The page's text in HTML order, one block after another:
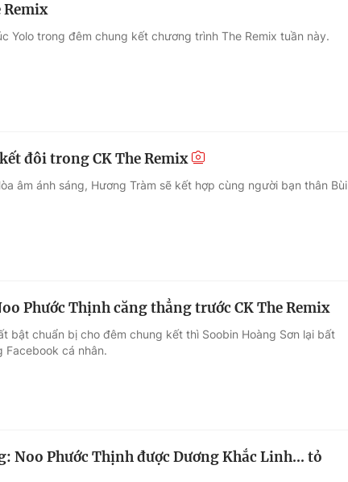
Remix
Yolo trong đêm chung kết chương trình The Remix tuần này.
đôi trong CK The Remix
âm ánh sáng, Hương Tràm sẽ kết hợp cùng người bạn thân Bùi
Phước Thịnh căng thẳng trước CK The Remix
bật chuẩn bị cho đêm chung kết thì Soobin Hoàng Sơn lại bất
Facebook cá nhân.
Noo Phước Thịnh được Dương Khắc Linh... tỏ